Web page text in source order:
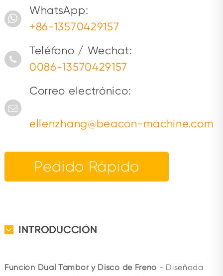
WhatsApp:
+86-13570429157
Teléfono / Wechat:
0086-13570429157
Correo electrónico:
ellenzhang@beacon-machine.com
Pedido Rápido
INTRODUCCIÓN
Función Dual Tambor y Disco de Freno - Diseñada